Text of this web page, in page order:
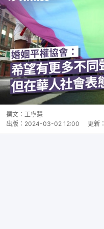
撰文： 王寧慧
出版： 2024-03-02 12:00 更新：